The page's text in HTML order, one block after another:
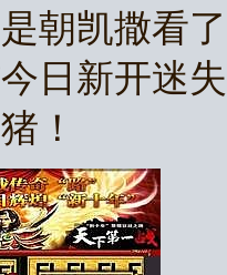
朝凯撒看
日新开迷
！